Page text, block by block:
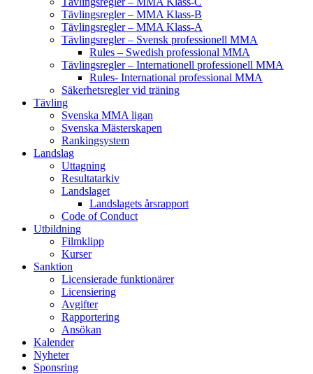
Tävlingsregler – MMA Klass-B
Tävlingsregler – MMA Klass-A
Tävlingsregler – Svensk professionell MMA
Rules – Swedish professional MMA
Tävlingsregler – Internationell professionell MMA
Rules- International professional MMA
Säkerhetsregler vid träning
Tävling
Svenska MMA ligan
Svenska Mästerskapen
Rankingsystem
Landslag
Uttagning
Resultatarkiv
Landslaget
Landslagets årsrapport
Code of Conduct
Utbildning
Filmklipp
Kurser
Sanktion
Licensierade funktionärer
Licensiering
Avgifter
Rapportering
Ansökan
Kalender
Nyheter
Sponsring